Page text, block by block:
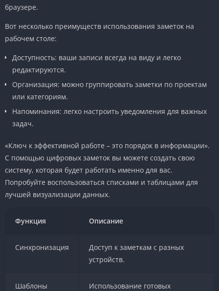
браузере.
Вот несколько преимуществ использования заметок на
рабочем столе:
Доступность: ваши записи всегда на виду и легко
редактируются.
Организация: можно группировать заметки по проектам
или категориям.
Напоминания: легко настроить уведомления для важных
задач.
«Ключ к эффективной работе – это порядок в информации».
С помощью цифровых заметок вы можете создать свою
систему, которая будет работать именно для вас.
Попробуйте воспользоваться списками и таблицами для
лучшей визуализации данных.
Функция Описание
Синхронизация
Доступ к заметкам с разных
устройств.
Шаблоны
Использование готовых